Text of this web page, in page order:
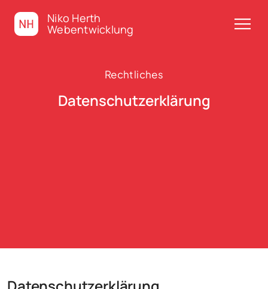
Niko Herth
Webentwicklung menu
Rechtliches
Datenschutz­erklärung